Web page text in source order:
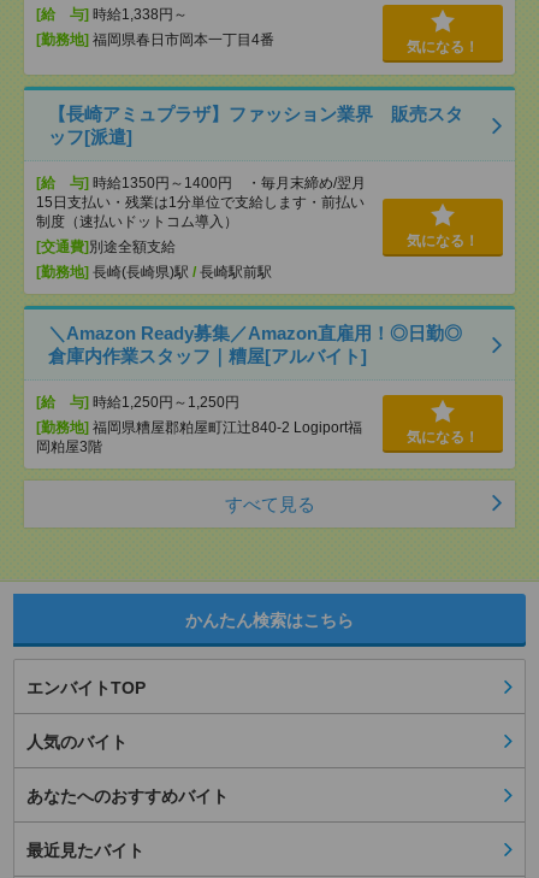
[給 与] 時給1,338円～
[勤務地] 福岡県春日市岡本一丁目4番 気になる！
【長崎アミュプラザ】ファッション業界 販売スタ
ッフ[派遣]
[給 与] 時給1350円～1400円 ・毎月末締め/翌月
15日支払い・残業は1分単位で支給します・前払い
制度（速払いドットコム導入）
[交通費] 別途全額支給
[勤務地] 長崎(長崎県)駅 / 長崎駅前駅
気になる！
＼Amazon Ready募集／Amazon直雇用！◎日勤◎
倉庫内作業スタッフ｜糟屋[アルバイト]
[給 与] 時給1,250円～1,250円
[勤務地] 福岡県糟屋郡粕屋町江辻840-2 Logiport福
岡粕屋3階
気になる！
すべて見る
かんたん検索はこちら
エンバイトTOP
人気のバイト
あなたへのおすすめバイト
最近見たバイト